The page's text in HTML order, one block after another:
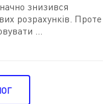
знизився
розрахунків. Проте
...